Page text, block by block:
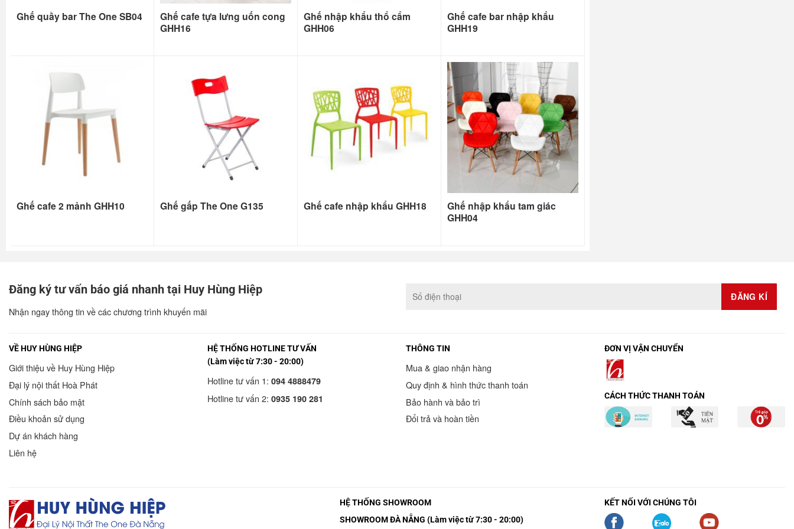
Ghế quầy bar The One SB04
Ghế cafe tựa lưng uốn cong
GHH16
Ghế nhập khẩu thổ cẩm
GHH06
Ghế cafe bar nhập khẩu
GHH19
Ghế cafe 2 mảnh GHH10 Ghế gấp The One G135 Ghế cafe nhập khẩu GHH18
Ghế nhập khẩu tam giác
GHH04
Đăng ký tư vấn báo giá nhanh tại Huy Hùng Hiệp
Nhận ngay thông tin về các chương trình khuyến mãi
VỀ HUY HÙNG HIỆP
Giới thiệu về Huy Hùng Hiệp
Đại lý nội thất Hoà Phát
Chính sách bảo mật
Điều khoản sử dụng
Dự án khách hàng
Liên hệ
HỆ THỐNG HOTLINE TƯ VẤN
(Làm việc từ 7:30 - 20:00)
Hotline tư vấn 1: 094 4888479
Hotline tư vấn 2: 0935 190 281
THÔNG TIN
Mua & giao nhận hàng
Quy định & hình thức thanh toán
Bảo hành và bảo trì
Đổi trả và hoàn tiền
ĐƠN VỊ VẬN CHUYỂN
CÁCH THỨC THANH TOÁN
HỆ THỐNG SHOWROOM
SHOWROOM ĐÀ NẴNG (Làm việc từ 7:30 - 20:00)
KẾT NỐI VỚI CHÚNG TÔI